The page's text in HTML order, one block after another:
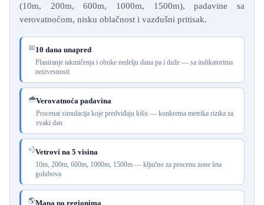
(10m, 200m, 600m, 1000m, 1500m), padavine sa
verovatnoćom, nisku oblačnost i vazdušni pritisak.
📅10 dana unapred
Planiranje takmičenja i obuke nedelju dana pa i duže — sa indikatorima
neizvesnosti
🌧Verovatnoća padavina
Procenat simulacija koje predviđaju kišu — konkretna metrika rizika za
svaki dan
💨Vetrovi na 5 visina
10m, 200m, 600m, 1000m, 1500m — ključno za procenu zone leta
golubova
🌎Mapa po regionima